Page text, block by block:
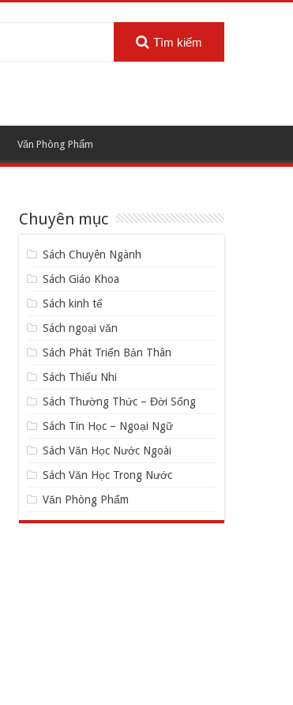
Tìm kiếm
Văn Phòng Phẩm
Chuyên mục
Sách Chuyên Ngành
Sách Giáo Khoa
Sách kinh tế
Sách ngoại văn
Sách Phát Triển Bản Thân
Sách Thiếu Nhi
Sách Thường Thức – Đời Sống
Sách Tin Học – Ngoại Ngữ
Sách Văn Học Nước Ngoài
Sách Văn Học Trong Nước
Văn Phòng Phẩm